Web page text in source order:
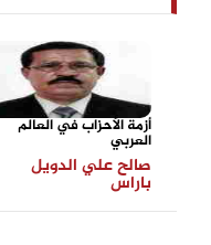
أزمة الأحزاب في العالم
العربي
صالح علي الدويل
باراس